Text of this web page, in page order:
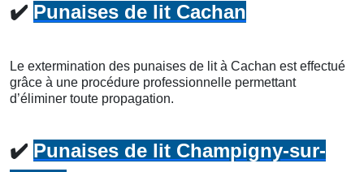
✔️ Punaises de lit Cachan
Le extermination des punaises de lit à Cachan est effectué
grâce à une procédure professionnelle permettant
d’éliminer toute propagation.
✔️ Punaises de lit Champigny-sur-